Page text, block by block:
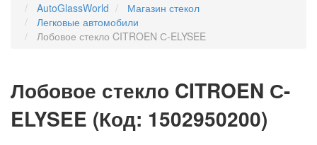
AutoGlassWorld
Магазин стекол
Легковые автомобили
Лобовое стекло CITROEN С-ELYSEE
Лобовое стекло CITROEN С-
ELYSEE (Код: 1502950200)